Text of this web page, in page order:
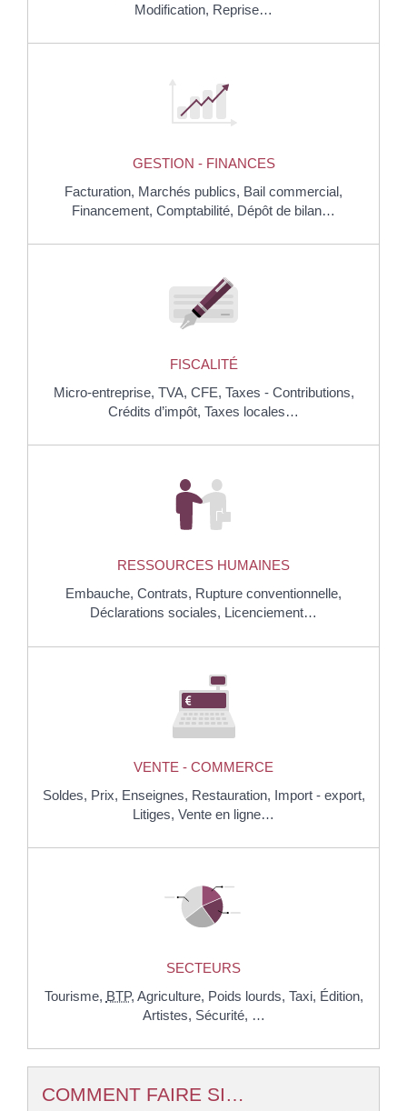
Modification, Reprise…
GESTION - FINANCES
Facturation, Marchés publics, Bail commercial,
Financement, Comptabilité, Dépôt de bilan…
FISCALITÉ
Micro-entreprise, TVA, CFE, Taxes - Contributions,
Crédits d’impôt, Taxes locales…
RESSOURCES HUMAINES
Embauche, Contrats, Rupture conventionnelle,
Déclarations sociales, Licenciement…
VENTE - COMMERCE
Soldes, Prix, Enseignes, Restauration, Import - export,
Litiges, Vente en ligne…
SECTEURS
Tourisme, BTP, Agriculture, Poids lourds, Taxi, Édition,
Artistes, Sécurité, …
COMMENT FAIRE SI…